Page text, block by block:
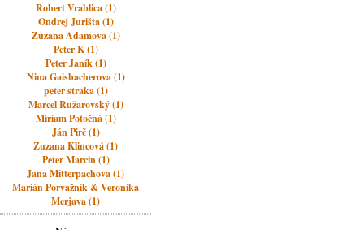
Robert Vrablica (1)
Ondrej Jurišta (1)
Zuzana Adamova (1)
Peter K (1)
Peter Janík (1)
Nina Gaisbacherova (1)
peter straka (1)
Marcel Ružarovský (1)
Miriam Potočná (1)
Ján Pirč (1)
Zuzana Klincová (1)
Peter Marcin (1)
Jana Mitterpachova (1)
Marián Porvažník & Veronika
Merjava (1)